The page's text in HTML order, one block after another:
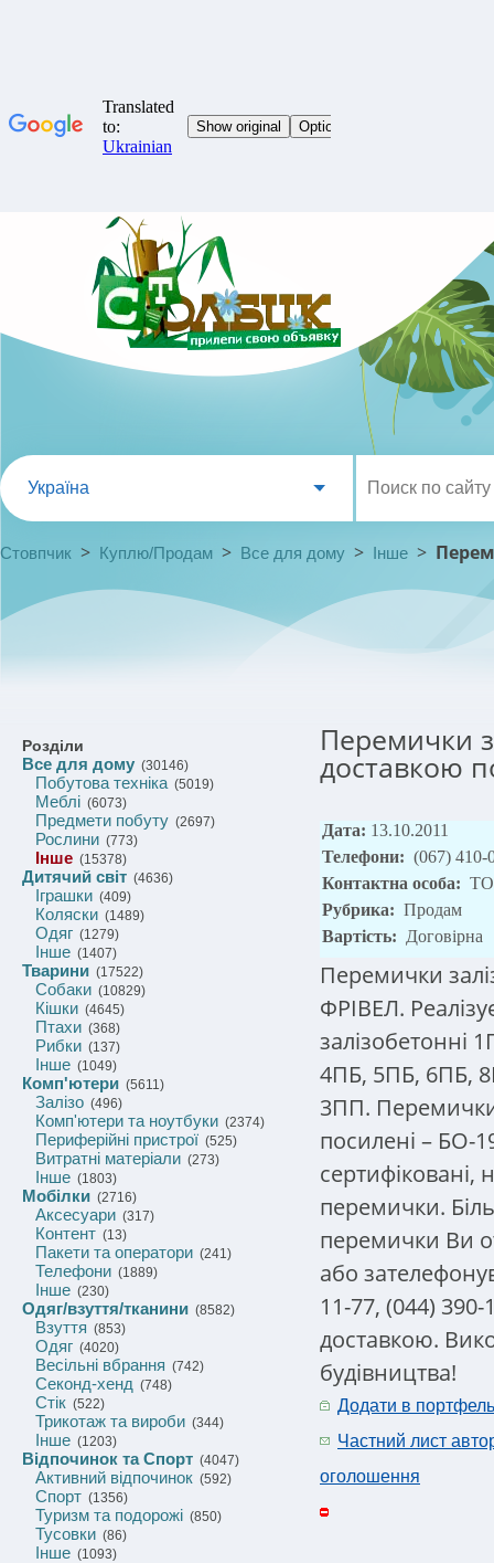
Україна
Стовпчик > Куплю/Продам > Все для дому > Інше >
Розділи
Все для дому (30146)
Побутова техніка(5019)
Меблі (6073)
Предмети побуту (2697)
Рослини (773)
Інше (15378)
Дитячий світ (4636)
Іграшки (409)
Коляски (1489)
Одяг (1279)
Інше (1407)
Тварини (17522)
Собаки (10829)
Кішки (4645)
Птахи (368)
Рибки (137)
Інше (1049)
Комп'ютери (5611)
Залізо (496)
Комп'ютери та ноутбуки (2374)
Периферійні пристрої (525)
Витратні матеріали (273)
Інше (1803)
Мобілки (2716)
Аксесуари (317)
Контент (13)
Пакети та оператори (241)
Телефони (1889)
Інше (230)
Одяг/взуття/тканини (8582)
Взуття (853)
Одяг (4020)
Весільні вбрання (742)
Секонд-хенд (748)
Стік (522)
Трикотаж та вироби (344)
Інше (1203)
Відпочинок та Спорт (4047)
Активний відпочинок (592)
Спорт (1356)
Туризм та подорожі (850)
Тусовки (86)
Інше (1093)
Перемички
доставкою
Дата: 13.10.2011
Телефони: (067) 410-
Контактна особа:
Рубрика: Продам
Вартість: Договірна
Перемички
ФРІВЕЛ.
залізобетонні
4ПБ, 5ПБ, 6ПБ,
3ПП.
посилені – БО-
сертифіковані,
перемички.
перемички Ви
або
11-77, (044)
доставкою.
будівництва!
Додати в портфель
Частний лист
оголошення